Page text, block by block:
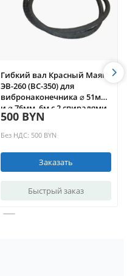
Гибкий вал Красный Маяк
ЭВ-260 (ВС-350) для
вибронаконечника ⌀ 51мм
и ⌀ 76мм, 6м с 2 спиралями
500 BYN
Без НДС: 500 BYN
Заказать
Быстрый заказ